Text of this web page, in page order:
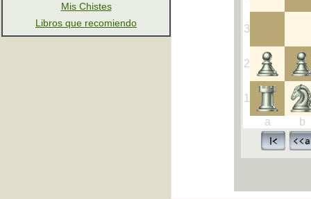
Mis Chistes
Libros que recomiendo